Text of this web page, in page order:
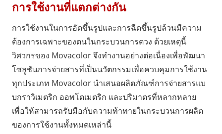
การใช้งานที่แตกต่างกัน
การใช้งานในการอัดขึ้นรูปและการฉีดขึ้นรูปล้วนมีความ
ต้องการเฉพาะของตนในกระบวนการตวง ด้วยเหตุนี้
วิศวกรของ Movacolor จึงทำงานอย่างต่อเนื่องเพื่อพัฒนา
โซลูชันการจ่ายสารที่เป็นนวัตกรรมเพื่อควบคุมการใช้งาน
ทุกประเภท Movacolor นำเสนอผลิตภัณฑ์การจ่ายสารแบ
บกราวิเมตริก ออพโตเมตริก และปริมาตรที่หลากหลาย
เพื่อให้สามารถรับมือกับความท้าทายในกระบวนการผลิต
ของการใช้งานทั้งหมดเหล่านี้